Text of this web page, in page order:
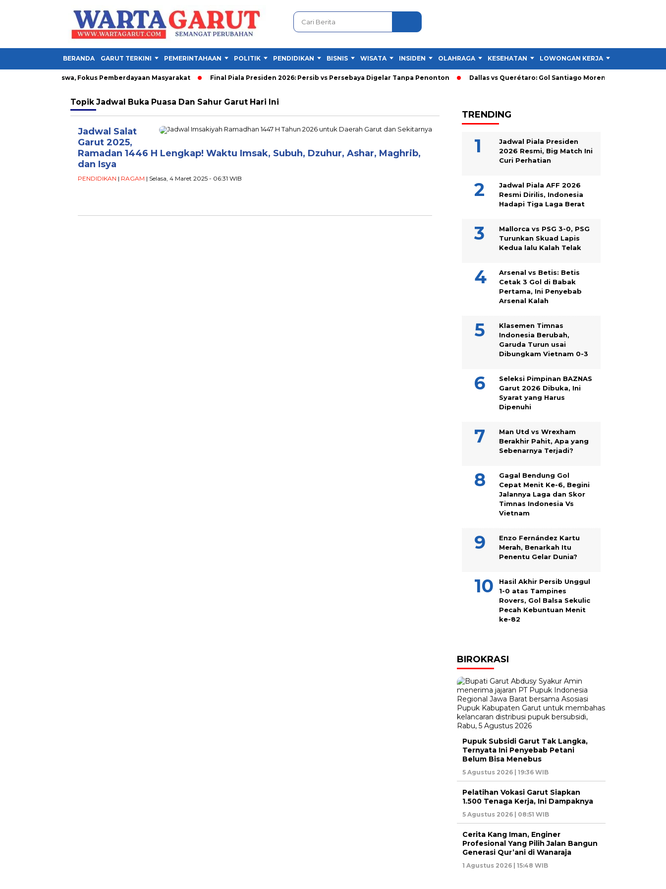
BERANDA GARUT TERKINI PEMERINTAHAAN POLITIK PENDIDIKAN BISNIS WISATA INSIDEN OLAHRAGA KESEHATAN LOWONGAN KERJA
1.342 Mahasiswa, Fokus Pemberdayaan Masyarakat Final Piala Presiden 2026: Persib vs Persebaya Digelar Tanpa Penonton Dallas vs Querétaro: Gol Santiago Moreno Bawa Dallas
Topik Jadwal Buka Puasa Dan Sahur Garut Hari Ini
Jadwal Salat
Garut 2025,
Ramadan 1446 H Lengkap! Waktu Imsak, Subuh, Dzuhur, Ashar, Maghrib,
dan Isya
PENDIDIKAN | RAGAM | Selasa, 4 Maret 2025 - 06:31 WIB
TRENDING
Jadwal Piala Presiden
2026 Resmi, Big Match Ini
Curi Perhatian
Jadwal Piala AFF 2026
Resmi Dirilis, Indonesia
Hadapi Tiga Laga Berat
Mallorca vs PSG 3-0, PSG
Turunkan Skuad Lapis
Kedua lalu Kalah Telak
Arsenal vs Betis: Betis
Cetak 3 Gol di Babak
Pertama, Ini Penyebab
Arsenal Kalah
Klasemen Timnas
Indonesia Berubah,
Garuda Turun usai
Dibungkam Vietnam 0-3
Seleksi Pimpinan BAZNAS
Garut 2026 Dibuka, Ini
Syarat yang Harus
Dipenuhi
Man Utd vs Wrexham
Berakhir Pahit, Apa yang
Sebenarnya Terjadi?
Gagal Bendung Gol
Cepat Menit Ke-6, Begini
Jalannya Laga dan Skor
Timnas Indonesia Vs
Vietnam
Enzo Fernández Kartu
Merah, Benarkah Itu
Penentu Gelar Dunia?
Hasil Akhir Persib Unggul
1-0 atas Tampines
Rovers, Gol Balsa Sekulic
Pecah Kebuntuan Menit
ke-82
BIROKRASI
Pupuk Subsidi Garut Tak Langka,
Ternyata Ini Penyebab Petani
Belum Bisa Menebus
5 Agustus 2026 | 19:36 WIB
Pelatihan Vokasi Garut Siapkan
1.500 Tenaga Kerja, Ini Dampaknya
5 Agustus 2026 | 08:51 WIB
Cerita Kang Iman, Enginer
Profesional Yang Pilih Jalan Bangun
Generasi Qur’ani di Wanaraja
1 Agustus 2026 | 15:48 WIB